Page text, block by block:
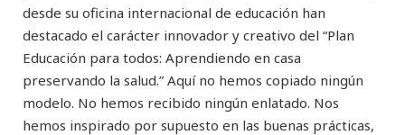
desde su oficina internacional de educación han
destacado el carácter innovador y creativo del “Plan
Educación para todos: Aprendiendo en casa
preservando la salud.” Aquí no hemos copiado ningún
modelo. No hemos recibido ningún enlatado. Nos
hemos inspirado por supuesto en las buenas prácticas,